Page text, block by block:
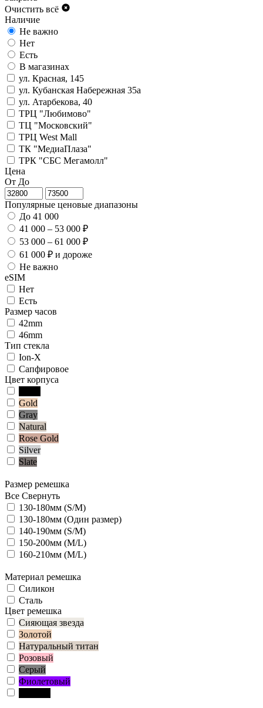
Очистить всё
Наличие
Не важно
Нет
Есть
В магазинах
ул. Красная, 145
ул. Кубанская Набережная 35а
ул. Атарбекова, 40
ТРЦ "Любимово"
ТЦ "Московский"
ТРЦ West Mall
ТК "МедиаПлаза"
ТРК "СБС Мегамолл"
Цена
От До
Популярные ценовые диапазоны
До 41 000
41 000 – 53 000 ₽
53 000 – 61 000 ₽
61 000 ₽ и дороже
Не важно
eSIM
Нет
Есть
Размер часов
42mm
46mm
Тип стекла
Ion‑X
Сапфировое
Цвет корпуса
Gold
Gray
Natural
Rose Gold
Silver
Slate
Размер ремешка
Все Свернуть
130-180мм (S/M)
130-180мм (Один размер)
140-190мм (S/M)
150-200мм (M/L)
160-210мм (M/L)
Материал ремешка
Силикон
Сталь
Цвет ремешка
Cияющая звезда
Золотой
Натуральный титан
Розовый
Серый
Фиолетовый